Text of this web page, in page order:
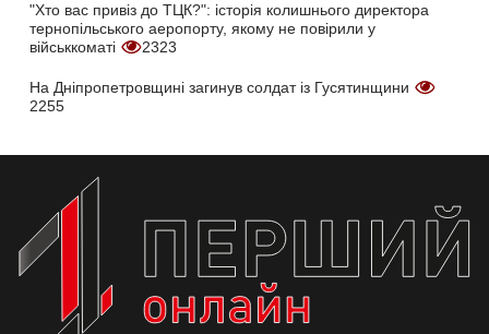
"Хто вас привіз до ТЦК?": історія колишнього директора
тернопільського аеропорту, якому не повірили у
військкоматі
2323
На Дніпропетровщині загинув солдат із Гусятинщини
2255